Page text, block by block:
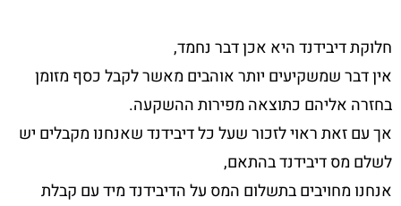
חלוקת דיבידנד היא אכן דבר נחמד,
אין דבר שמשקיעים יותר אוהבים מאשר לקבל כסף מזומן
בחזרה אליהם כתוצאה מפירות ההשקעה.
אך עם זאת ראוי לזכור שעל כל דיבידנד שאנחנו מקבלים יש
לשלם מס דיבידנד בהתאם,
אנחנו מחויבים בתשלום המס על הדיבידנד מיד עם קבלת